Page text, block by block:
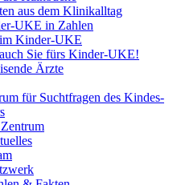
aus dem Klinikalltag
UKE in Zahlen
Kinder-UKE
Sie fürs Kinder-UKE!
Ärzte
für Suchtfragen des Kindes-